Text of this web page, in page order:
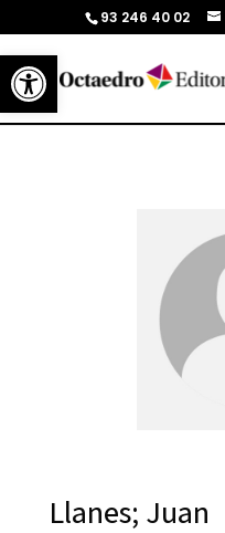
Abrir barra de herramientas
93 246 40 02
Llanes; Juan